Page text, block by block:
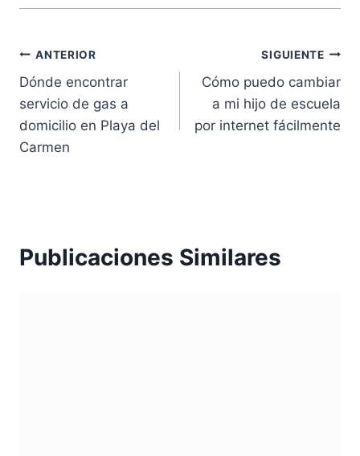
Navegación
de
entradas
ANTERIOR
Dónde encontrar
servicio de gas a
domicilio en Playa del
Carmen
SIGUIENTE
Cómo puedo cambiar
a mi hijo de escuela
por internet fácilmente
Publicaciones Similares